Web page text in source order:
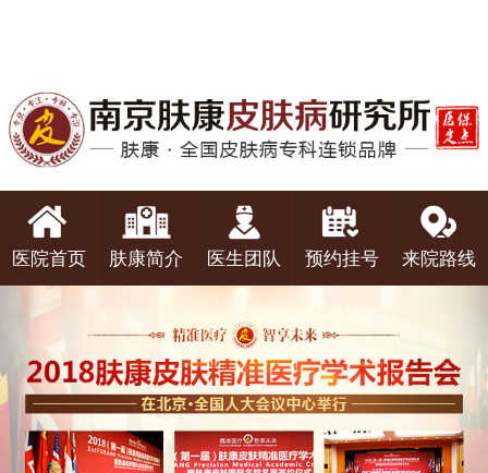
医院首页 肤康简介 医生团队 预约挂号 来院路线